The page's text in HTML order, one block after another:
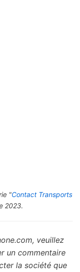
"Contact Transports
2023.
veuillez
un commentaire
la société que